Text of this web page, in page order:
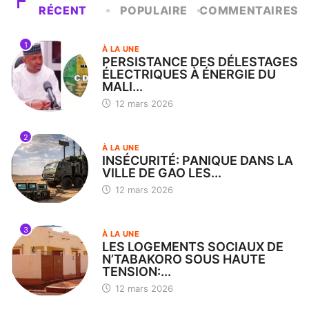
RÉCENT POPULAIRE COMMENTAIRES
1 À LA UNE
PERSISTANCE DES DÉLESTAGES
ÉLECTRIQUES À ÉNERGIE DU
MALI...
12 mars 2026
2
À LA UNE
INSÉCURITÉ: PANIQUE DANS LA
VILLE DE GAO LES...
12 mars 2026
3 À LA UNE
LES LOGEMENTS SOCIAUX DE
N’TABAKORO SOUS HAUTE
TENSION:...
12 mars 2026